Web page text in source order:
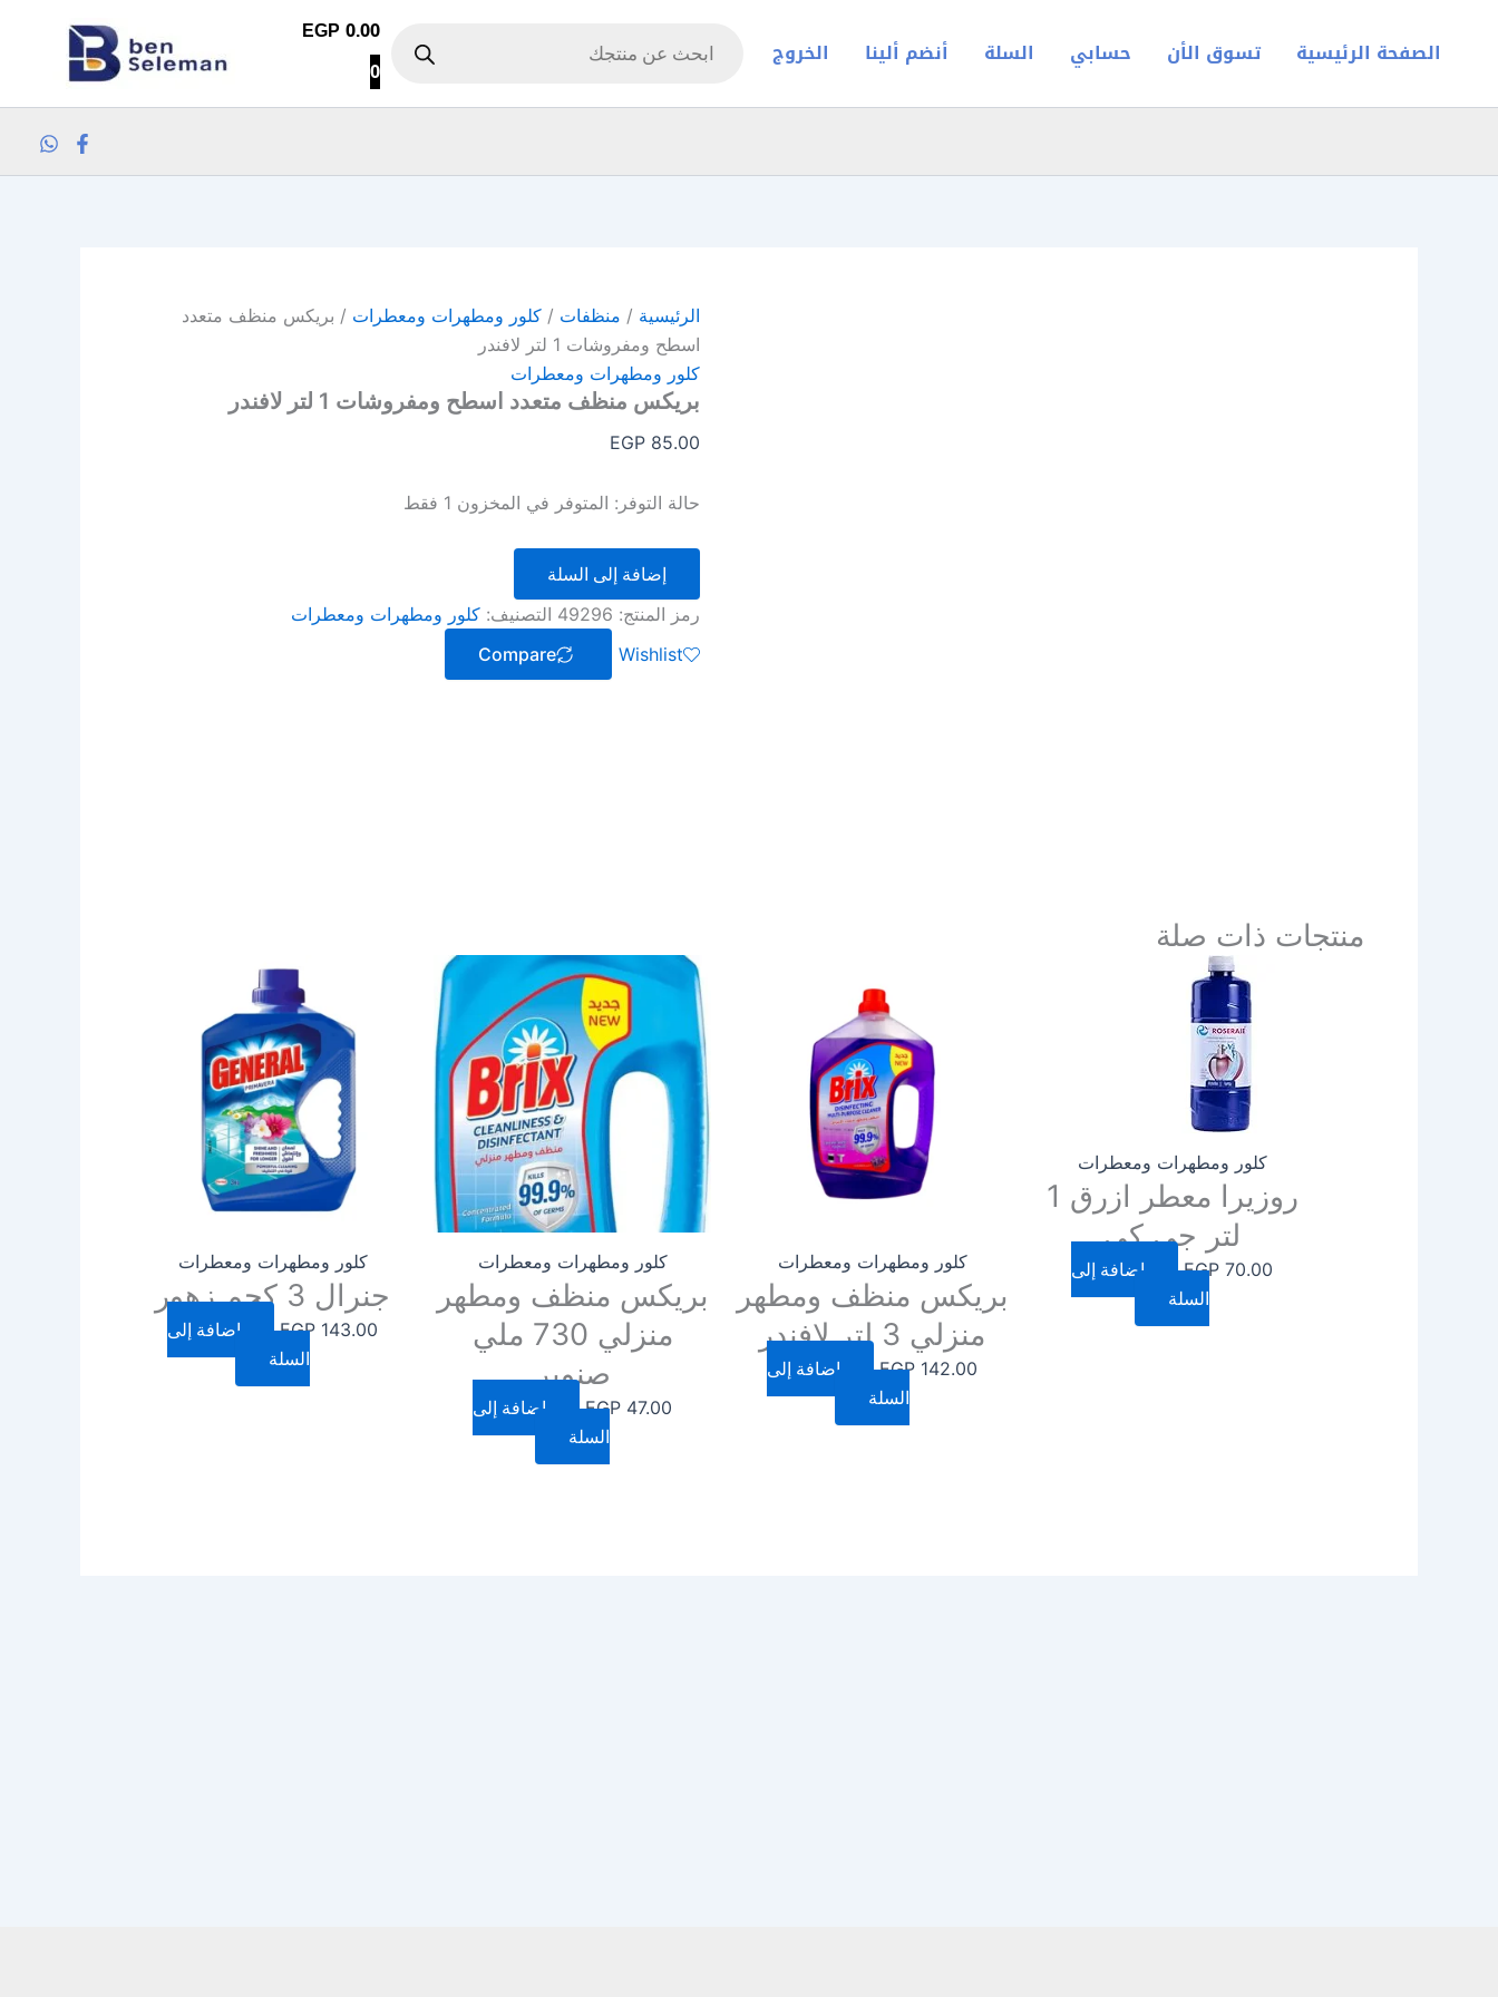
الصفحة الرئيسية تسوق الأن حسابي السلة أنضم ألينا الخروج search
EGP0.00
0
الرئيسية / منظفات /كلور ومطهرات ومعطرات / بريكس منظف متعدد
اسطح ومفروشات 1 لتر لافندر
كلور ومطهرات ومعطرات
بريكس منظف متعدد اسطح ومفروشات 1 لتر لافندر
EGP85.00
حالة التوفر: المتوفر في المخزون 1 فقط
إضافة إلى السلة
رمز المنتج: 49296 التصنيف:كلور ومطهرات ومعطرات
Wishlist
Compare
منتجات ذات صلة
كلور ومطهرات ومعطرات
روزيرا معطر ازرق 1
لتر جي كي
EGP 70.00
إضافة إلى
السلة
كلور ومطهرات ومعطرات
بريكس منظف ومطهر
منزلي 3 لتر لافندر
EGP 142.00
إضافة إلى
السلة
كلور ومطهرات ومعطرات
بريكس منظف ومطهر
منزلي 730 ملي
صنوبر
EGP 47.00
إضافة إلى
السلة
كلور ومطهرات ومعطرات
جنرال 3 كجم زهور
EGP 143.00
إضافة إلى
السلة